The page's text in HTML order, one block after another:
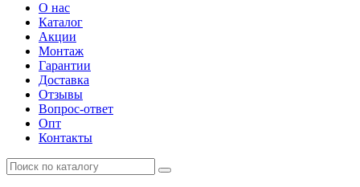
О нас
Каталог
Акции
Монтаж
Гарантии
Доставка
Отзывы
Вопрос-ответ
Опт
Контакты